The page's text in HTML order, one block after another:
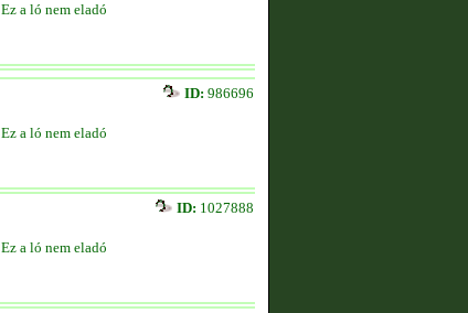
Ez a ló nem eladó
ID: 986696
Ez a ló nem eladó
ID: 1027888
Ez a ló nem eladó